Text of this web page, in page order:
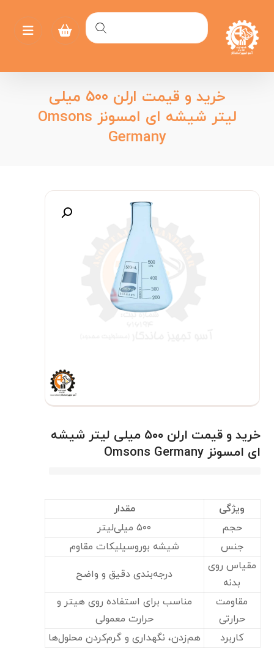
خرید و قیمت ارلن ۵۰۰ میلی
لیتر شیشه ای امسونز Omsons
Germany
خرید و قیمت ارلن ۵۰۰ میلی لیتر شیشه
ای امسونز Omsons Germany
ویژگی
مقدار
حجم
۵۰۰ میلی‌لیتر
جنس
شیشه بوروسیلیکات مقاوم
مقیاس روی
بدنه
درجه‌بندی دقیق و واضح
مقاومت
حرارتی
مناسب برای استفاده روی هیتر و
حرارت معمولی
کاربرد
هم‌زدن، نگهداری و گرم‌کردن محلول‌ها